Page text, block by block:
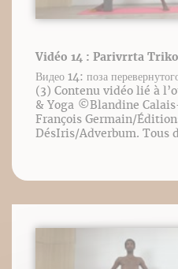
Vidéo 14 : Parivrrta
Видео 14: поза
(3) Contenu vidéo lié à
& Yoga ©️Blandine
François Germain/
DésIris/Adverbum. Tous